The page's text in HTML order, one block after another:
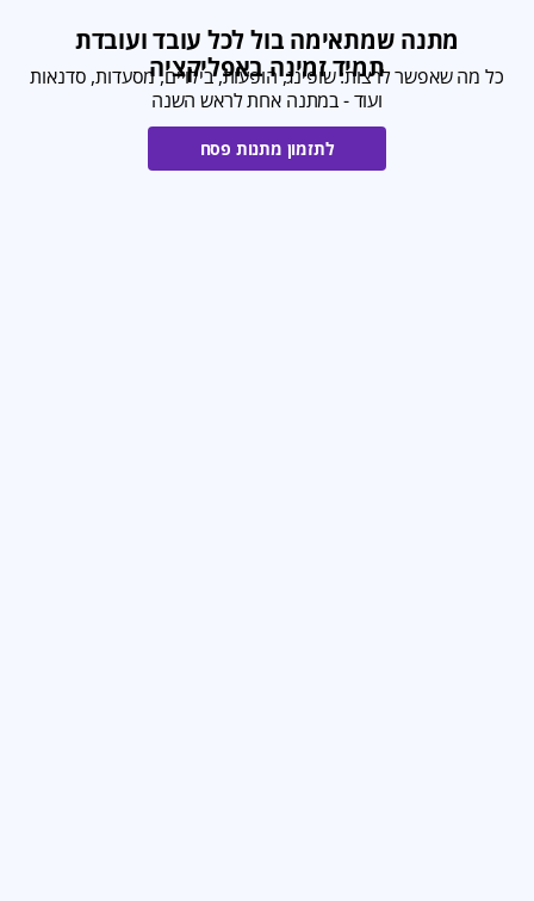
מתנה שמתאימה בול לכל עובד ועובדת
תמיד זמינה באפליקציה
כל מה שאפשר לרצות: שופינג, הופעות, בילויים, מסעדות, סדנאות
ועוד - במתנה אחת לראש השנה
לתזמון מתנות פסח